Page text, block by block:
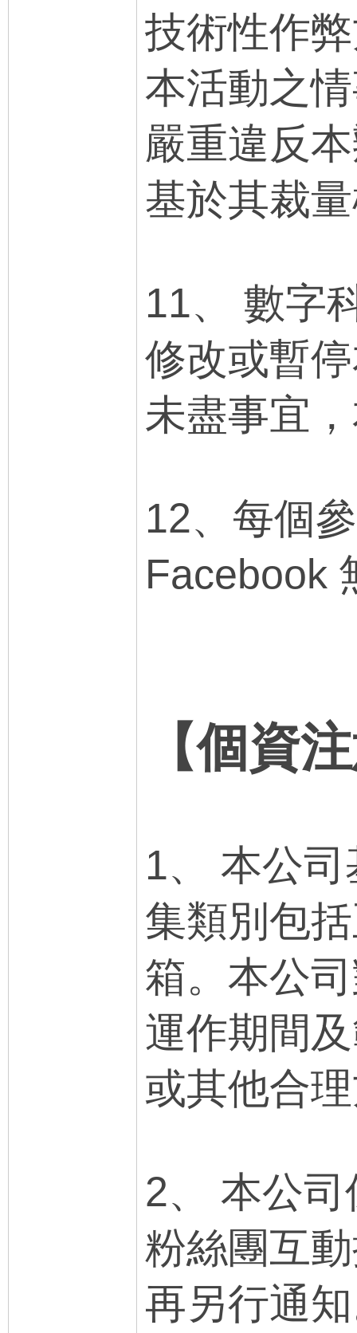
技術性作
本活動之
嚴重違反
基於其裁
11、 數字
修改或暫
未盡事宜
12、每個
Facebook
【個資
1、 本公
集類別包
箱。本公
運作期間
或其他合
2、 本公
粉絲團互
再另行通